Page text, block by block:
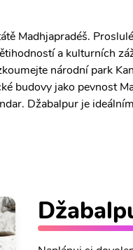
Madhjapradéš.
a kulturních
národní park
budovy jako pevnost
Džabalpur je